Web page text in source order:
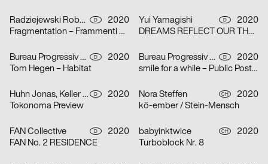
Radziejewski Robert D
2020
Fragmentation – Frammenti di Due
Yui Yamagishi D
2020
DREAMS REFLECT OUR THOUGHTS
Bureau Progressiv visuelle Kommunikation D
2020
Tom Hegen – Habitat
Bureau Progressiv visuelle Kommunikation D
2020
smile for a while – Public Poster Gallery Reloaded
Huhn Jonas, Keller Dominik D
2020
Tokonoma Preview
Nora Steffen CH
2020
kö-ember / Stein-Mensch
FAN Collective D
2020
FAN No. 2 RESIDENCE
babyinktwice CH
2020
Turboblock Nr. 8